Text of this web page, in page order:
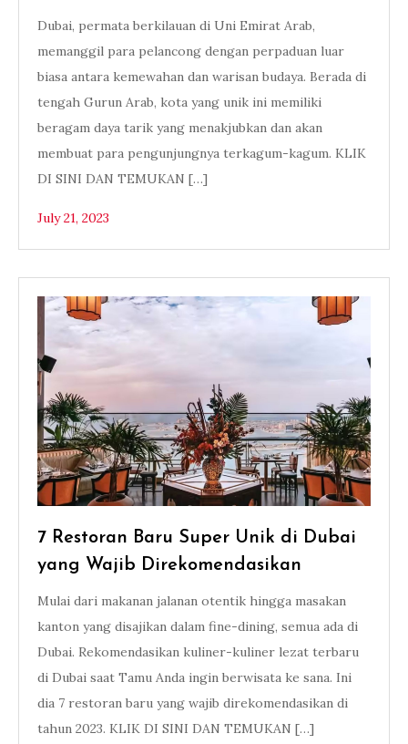
Dubai, permata berkilauan di Uni Emirat Arab,
memanggil para pelancong dengan perpaduan luar
biasa antara kemewahan dan warisan budaya. Berada di
tengah Gurun Arab, kota yang unik ini memiliki
beragam daya tarik yang menakjubkan dan akan
membuat para pengunjungnya terkagum-kagum. KLIK
DI SINI DAN TEMUKAN […]
July 21, 2023
7 Restoran Baru Super Unik di Dubai
yang Wajib Direkomendasikan
Mulai dari makanan jalanan otentik hingga masakan
kanton yang disajikan dalam fine-dining, semua ada di
Dubai. Rekomendasikan kuliner-kuliner lezat terbaru
di Dubai saat Tamu Anda ingin berwisata ke sana. Ini
dia 7 restoran baru yang wajib direkomendasikan di
tahun 2023. KLIK DI SINI DAN TEMUKAN […]